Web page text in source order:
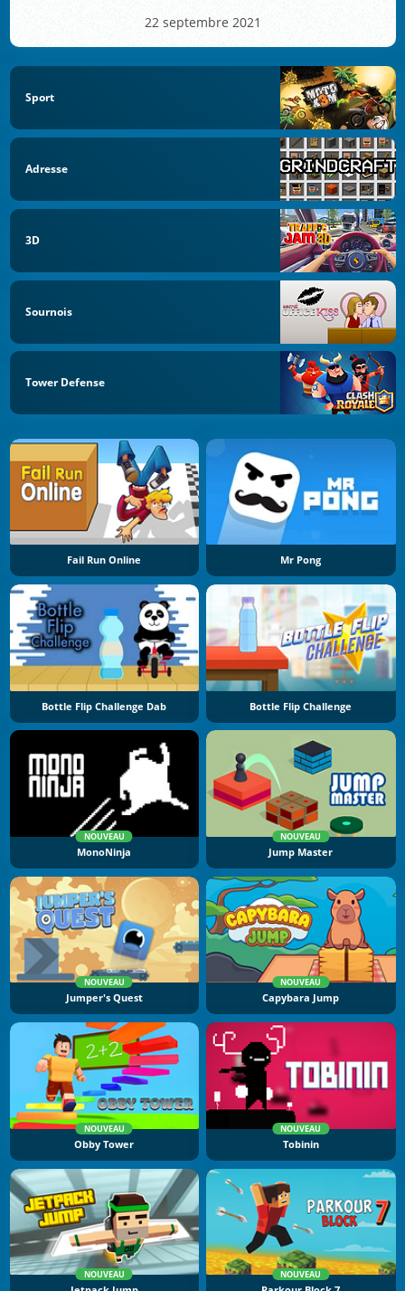
22 septembre 2021
Sport
Adresse
3D
Sournois
Tower Defense
Fail Run Online Mr Pong
Bottle Flip Challenge Dab Bottle Flip Challenge
NOUVEAU
MonoNinja
NOUVEAU
Jump Master
NOUVEAU
Jumper's Quest
NOUVEAU
Capybara Jump
NOUVEAU
Obby Tower
NOUVEAU
Tobinin
NOUVEAU NOUVEAU